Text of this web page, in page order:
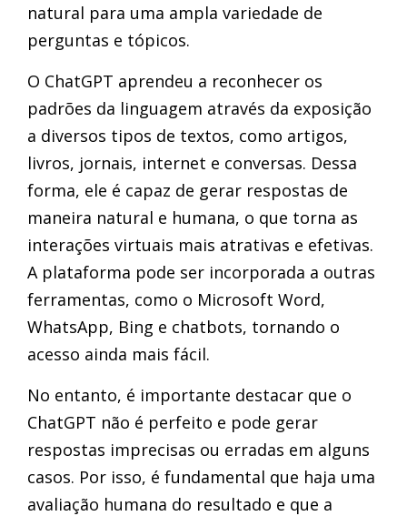
natural para uma ampla variedade de
perguntas e tópicos.
O ChatGPT aprendeu a reconhecer os
padrões da linguagem através da exposição
a diversos tipos de textos, como artigos,
livros, jornais, internet e conversas. Dessa
forma, ele é capaz de gerar respostas de
maneira natural e humana, o que torna as
interações virtuais mais atrativas e efetivas.
A plataforma pode ser incorporada a outras
ferramentas, como o Microsoft Word,
WhatsApp, Bing e chatbots, tornando o
acesso ainda mais fácil.
No entanto, é importante destacar que o
ChatGPT não é perfeito e pode gerar
respostas imprecisas ou erradas em alguns
casos. Por isso, é fundamental que haja uma
avaliação humana do resultado e que a